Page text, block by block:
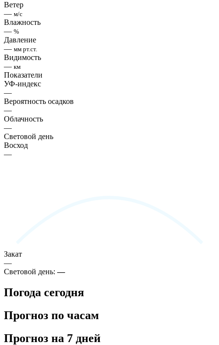
Ветер
— м/с
Влажность
— %
Давление
— мм рт.ст.
Видимость
— км
Показатели
УФ-индекс
—
Вероятность осадков
—
Облачность
—
Световой день
Восход
—
Закат
—
Световой день:—
Погода сегодня
Прогноз по часам
Прогноз на 7 дней